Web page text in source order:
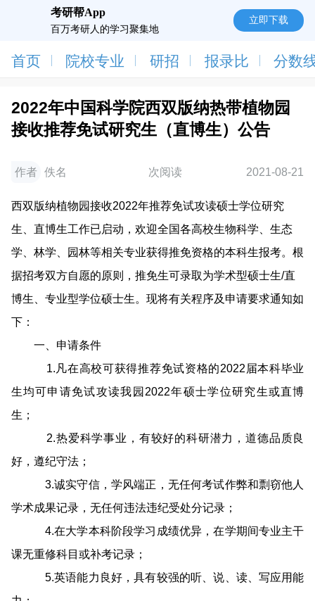
考研帮App
百万考研人的学习聚集地
立即下载
首页 院校专业 研招 报录比 分数
2022年中国科学院西双版纳热带植物园
接收推荐免试研究生（直博生）公告
作者 佚名 次阅读 2021-08-21
西双版纳植物园接收2022年推荐免试攻读硕士学位研究
生、直博生工作已启动，欢迎全国各高校生物科学、生态
学、林学、园林等相关专业获得推免资格的本科生报考。根
据招考双方自愿的原则，推免生可录取为学术型硕士生/直
博生、专业型学位硕士生。现将有关程序及申请要求通知如
下：
一、申请条件
1.凡在高校可获得推荐免试资格的2022届本科毕业
生均可申请免试攻读我园2022年硕士学位研究生或直博
生；
2.热爱科学事业，有较好的科研潜力，道德品质良
好，遵纪守法；
3.诚实守信，学风端正，无任何考试作弊和剽窃他人
学术成果记录，无任何违法违纪受处分记录；
4.在大学本科阶段学习成绩优异，在学期间专业主干
课无重修科目或补考记录；
5.英语能力良好，具有较强的听、说、读、写应用能